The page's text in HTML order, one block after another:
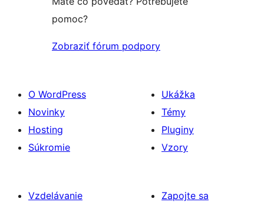
pomoc?
Zobraziť fórum podpory
O WordPress
Novinky
Hosting
Súkromie
Ukážka
Témy
Pluginy
Vzory
Vzdelávanie
Zapojte sa